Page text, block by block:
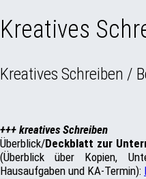
Kreatives
Kreatives Schreiben /
+++ kreatives Schreiben
Überblick/Deckblatt zur
(Überblick über Kopien,
Hausaufgaben und KA-Termin):